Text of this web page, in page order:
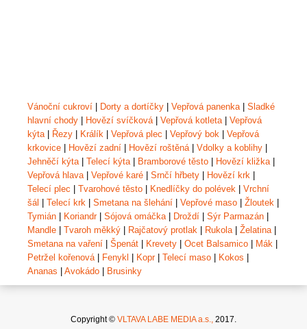
Vánoční cukroví Dorty a dortíčky Vepřová panenka| Sladké
hlavní chody
Hovězí svíčková| Vepřová kotleta| Vepřová
kýta| Řezy Králík Vepřová plec Vepřový bok
Vepřová
krkovice
Hovězí zadní Hovězí roštěná| Vdolky a koblihy
Jehněčí kýta| Telecí kýta| Bramborové těsto Hovězí kližka|
Vepřová hlava| Vepřové karé Srnčí hřbety Hovězí krk
Telecí plec
Tvarohové těsto Knedlíčky do polévek
Vrchní
šál
Telecí krk Smetana na šlehání Vepřové maso Žloutek
Tymián
Koriandr| Sójová omáčka| Droždí Sýr Parmazán
Mandle
Tvaroh měkký Rajčatový protlak Rukola| Želatina|
Smetana na vaření
Špenát Krevety Ocet Balsamico Mák
Petržel kořenová| Fenykl Kopr| Telecí maso Kokos
Ananas
Avokádo Brusinky
Copyright © VLTAVA LABE MEDIA a.s., 2017.